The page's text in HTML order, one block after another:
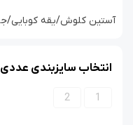
آستین کلوش/یقه کوبایی/جنس
انتخاب سایزبندی
1
2